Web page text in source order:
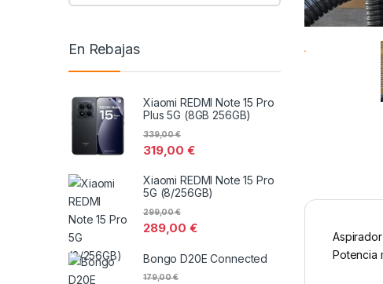
Potencia
En Rebajas
Xiaomi REDMI Note 15 Pro
Plus 5G (8GB 256GB)
319,00€
339,00€
Xiaomi REDMI Note 15 Pro
5G (8/256GB)
289,00€
299,00€
Bongo D20E Connected
179,00€